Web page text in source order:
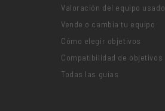
Valoración del equipo usado
Vende o cambia tu equipo
Cómo elegir objetivos
Compatibilidad de objetivos
Todas las guías